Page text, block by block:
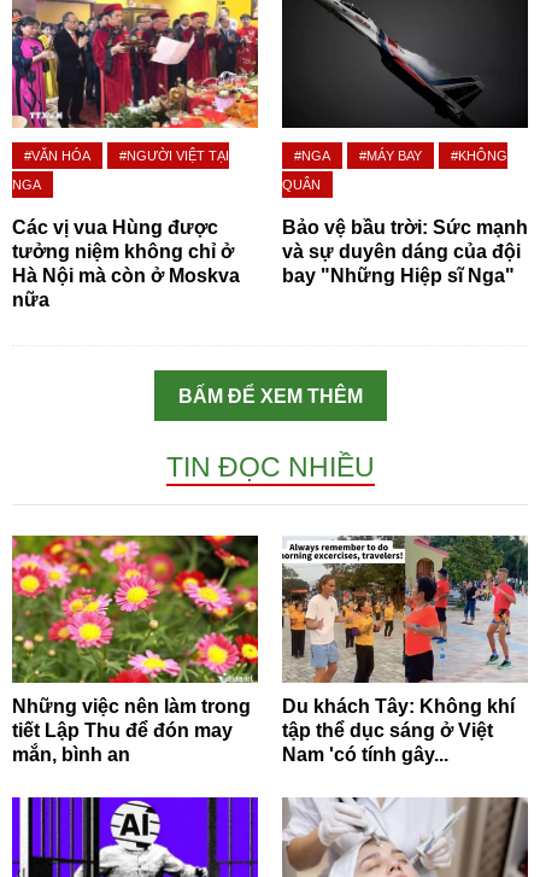
#VĂN HÓA
#NGƯỜI VIỆT TẠI
NGA
Các vị vua Hùng được
tưởng niệm không chỉ ở
Hà Nội mà còn ở Moskva
nữa
#NGA #MÁY BAY
#KHÔNG
QUÂN
Bảo vệ bầu trời: Sức mạnh
và sự duyên dáng của đội
bay "Những Hiệp sĩ Nga"
BẤM ĐỂ XEM THÊM
TIN ĐỌC NHIỀU
Những việc nên làm trong
tiết Lập Thu để đón may
mắn, bình an
Du khách Tây: Không khí
tập thể dục sáng ở Việt
Nam 'có tính gây...